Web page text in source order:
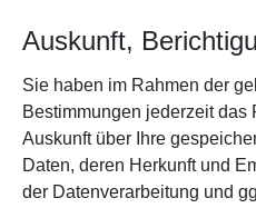
Auskunft,
Sie haben im Rahmen der
Bestimmungen jederzeit das
Auskunft über Ihre
Daten, deren Herkunft und
der Datenverarbeitung und